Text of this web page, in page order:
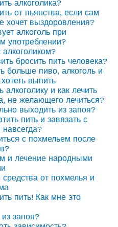
алкоголика?
от пьянства, если сам
хочет выздоровления?
алкоголь при
употреблении?
алкоголиком?
бросить пить человека?
больше пиво, алкоголь и
выпить
алкоголику и как лечить
не желающего лечиться?
выходить из запоя?
пить и завязать с
с похмельем после
и лечение народными
от похмелья и
пить! Как мне это
запоя?